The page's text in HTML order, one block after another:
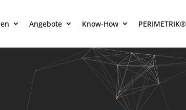
Angebote Know-How PERIMETRIK®